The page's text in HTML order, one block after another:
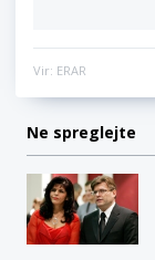
Vir: ERAR
Ne spreglejte